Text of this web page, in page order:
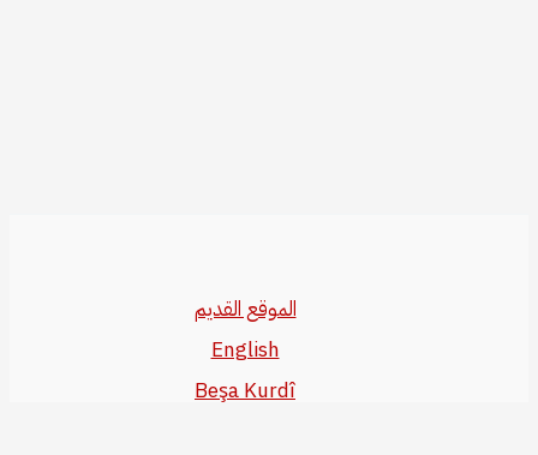
الموقع القديم
English
Beşa Kurdî